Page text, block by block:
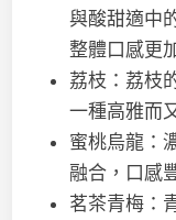
與酸甜適中
整體口感更
荔枝：荔枝
一種高雅而
蜜桃烏龍：
融合，口感
茗茶青梅：